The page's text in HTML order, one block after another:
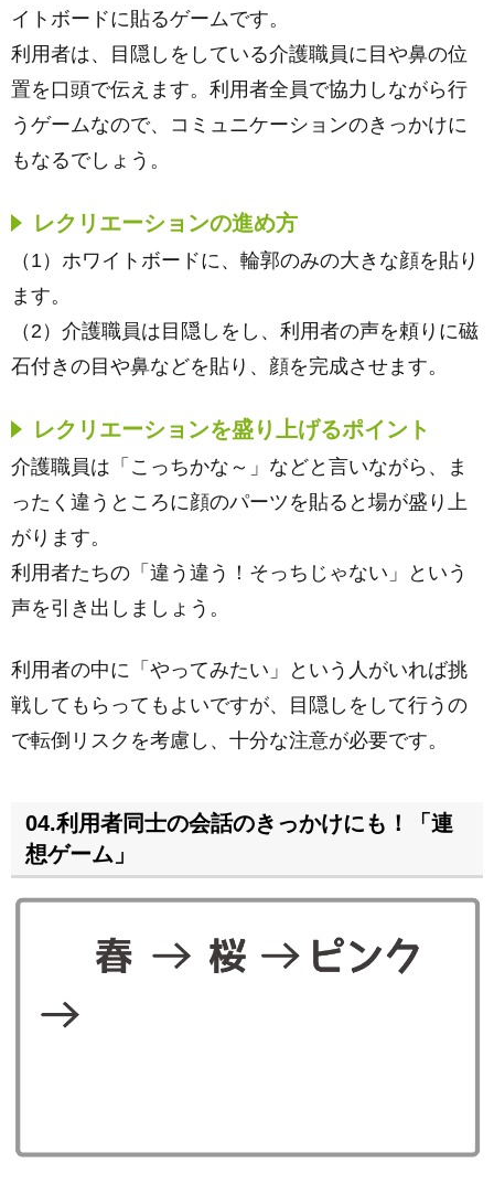
イトボードに貼るゲームです。
利用者は、目隠しをしている介護職員に目や鼻の位
置を口頭で伝えます。利用者全員で協力しながら行
うゲームなので、コミュニケーションのきっかけに
もなるでしょう。
レクリエーションの進め方
（1）ホワイトボードに、輪郭のみの大きな顔を貼り
ます。
（2）介護職員は目隠しをし、利用者の声を頼りに磁
石付きの目や鼻などを貼り、顔を完成させます。
レクリエーションを盛り上げるポイント
介護職員は「こっちかな～」などと言いながら、ま
ったく違うところに顔のパーツを貼ると場が盛り上
がります。
利用者たちの「違う違う！そっちじゃない」という
声を引き出しましょう。
利用者の中に「やってみたい」という人がいれば挑
戦してもらってもよいですが、目隠しをして行うの
で転倒リスクを考慮し、十分な注意が必要です。
04.利用者同士の会話のきっかけにも！「連
想ゲーム」